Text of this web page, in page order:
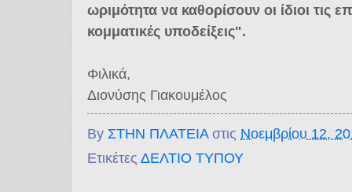
ωριμότητα να καθορίσουν οι ίδιοι τις
κομματικές υποδείξεις".
Φιλικά,
Διονύσης Γιακουμέλος
By ΣΤΗΝ ΠΛΑΤΕΙΑ στις Νοεμβρίου 12,
Ετικέτες ΔΕΛΤΙΟ ΤΥΠΟΥ